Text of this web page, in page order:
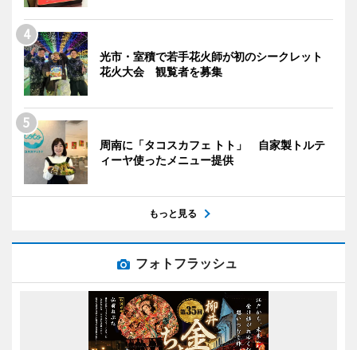
光市・室積で若手花火師が初のシークレット
花火大会 観覧者を募集
周南に「タコスカフェ トト」 自家製トルテ
ィーヤ使ったメニュー提供
もっと見る
フォトフラッシュ